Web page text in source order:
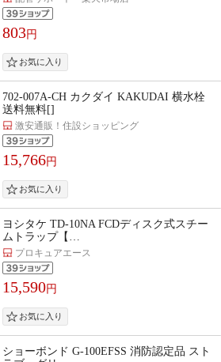
803円
702-007A-CH カクダイ KAKUDAI 横水栓
送料無料[]
激安通販！住設ショッピング
15,766円
ヨシタケ TD-10NA FCDディスク式スチー
ムトラップ【…
プロキュアエース
15,590円
ショーボンド G-100EFSS 消防認定品 スト